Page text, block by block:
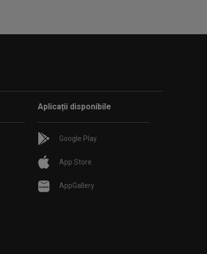
Aplicații disponibile
Google Play
App Store
AppGallery